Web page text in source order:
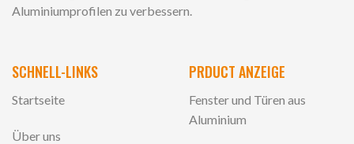
Aluminiumprofilen zu verbessern.
SCHNELL-LINKS
Startseite
Über uns
PRDUCT ANZEIGE
Fenster und Türen aus
Aluminium